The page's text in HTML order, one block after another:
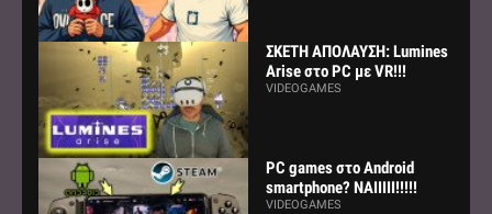
ΣΚΕΤΗ ΑΠΟΛΑΥΣΗ: Lumines
Arise στο PC με VR!!!
VIDEOGAMES
PC games στο Android
smartphone? ΝΑΙΙΙΙΙ!!!!!
VIDEOGAMES